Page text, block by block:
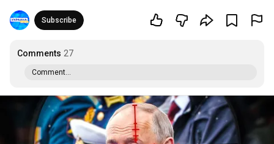
Subscribe
Comments 27
Comment...